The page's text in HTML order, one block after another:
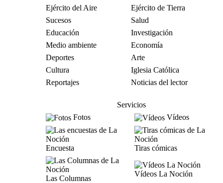
Ejército del Aire
Ejército de Tierra
Sucesos
Salud
Educación
Investigación
Medio ambiente
Economía
Deportes
Arte
Cultura
Iglesia Católica
Reportajes
Noticias del lector
Servicios
Fotos
Vídeos
Encuesta Tiras cómicas
Las Columnas
Vídeos La Noción